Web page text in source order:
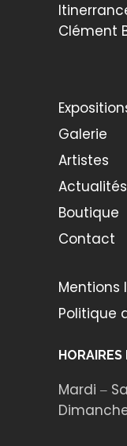
Clément
Galerie
Artistes
Actualités
Boutique
Contact
Mentions
Politique
Mardi ‒